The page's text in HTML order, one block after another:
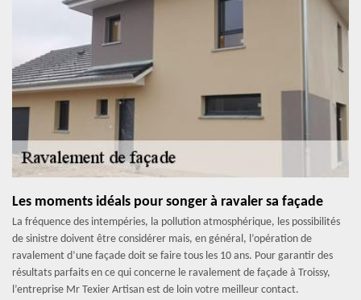
Les moments idéals pour songer à ravaler sa façade
La fréquence des intempéries, la pollution atmosphérique, les possibilités
de sinistre doivent être considérer mais, en général, l’opération de
ravalement d’une façade doit se faire tous les 10 ans. Pour garantir des
résultats parfaits en ce qui concerne le ravalement de façade à Troissy,
l’entreprise Mr Texier Artisan est de loin votre meilleur contact.